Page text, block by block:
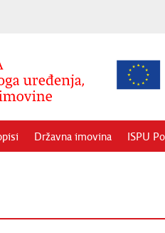
Državna imovina ISPU